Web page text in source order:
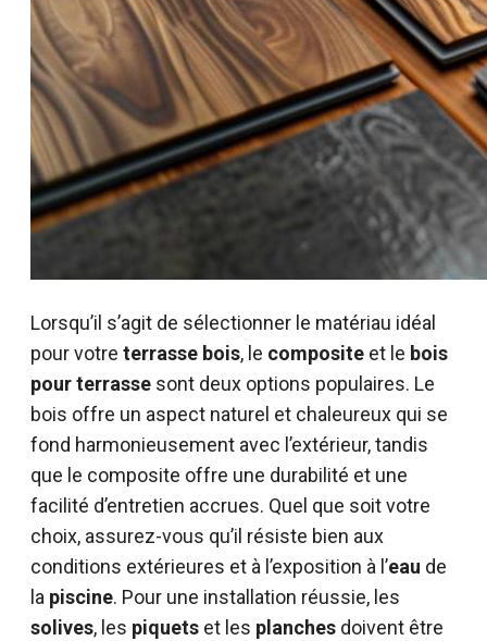
Lorsqu’il s’agit de sélectionner le matériau idéal
pour votre terrasse bois, le composite et le bois
pour terrasse sont deux options populaires. Le
bois offre un aspect naturel et chaleureux qui se
fond harmonieusement avec l’extérieur, tandis
que le composite offre une durabilité et une
facilité d’entretien accrues. Quel que soit votre
choix, assurez-vous qu’il résiste bien aux
conditions extérieures et à l’exposition à l’eau de
la piscine. Pour une installation réussie, les
solives, les piquets et les planches doivent être